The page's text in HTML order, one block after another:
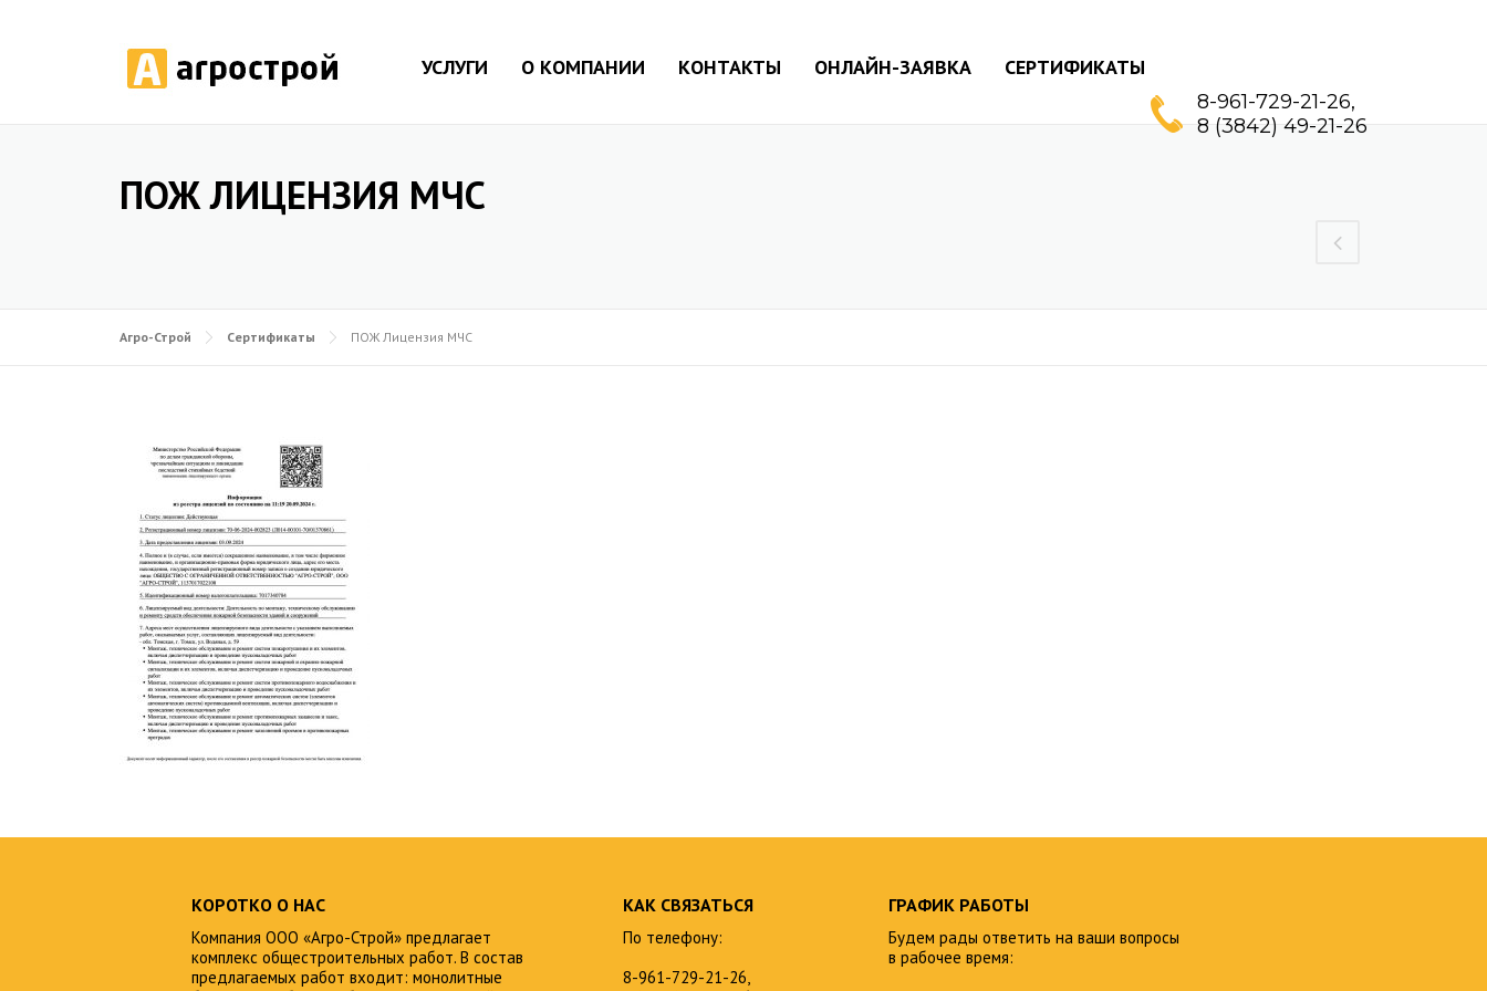
УСЛУГИ О КОМПАНИИ КОНТАКТЫ ОНЛАЙН-ЗАЯВКА СЕРТИФИКАТЫ
8-961-729-21-26,
8 (3842) 49-21-26
ПОЖ ЛИЦЕНЗИЯ МЧС
Агро-Строй Сертификаты ПОЖ Лицензия МЧС
КОРОТКО О НАС
Компания ООО «Агро-Строй» предлагает
комплекс общестроительных работ. В состав
предлагаемых работ входит: монолитные
КАК СВЯЗАТЬСЯ
По телефону:
8-961-729-21-26,
ГРАФИК РАБОТЫ
Будем рады ответить на ваши вопросы
в рабочее время: